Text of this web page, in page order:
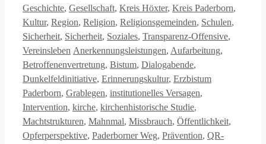
Geschichte, Gesellschaft, Kreis Höxter, Kreis Paderborn,
Kultur, Region, Religion, Religionsgemeinden, Schulen,
Sicherheit, Sicherheit, Soziales, Transparenz-Offensive,
Vereinsleben Schlagwörter
Anerkennungsleistungen, Aufarbeitung,
Betroffenenvertretung, Bistum, Dialogabende,
Dunkelfeldinitiative, Erinnerungskultur, Erzbistum
Paderborn, Grablegen, institutionelles Versagen,
Intervention, kirche, kirchenhistorische Studie,
Machtstrukturen, Mahnmal, Missbrauch, Öffentlichkeit,
Opferperspektive, Paderborner Weg, Prävention, QR-